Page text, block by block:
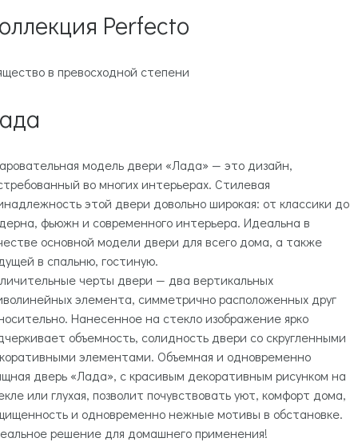
Perfecto
в превосходной степени
модель двери «Лада» — это дизайн,
во многих интерьерах. Стилевая
этой двери довольно широкая: от классики до
фьюжн и современного интерьера. Идеальна в
основной модели двери для всего дома, а также
в спальню, гостиную.
черты двери — два вертикальных
элемента, симметрично расположенных друг
Нанесенное на стекло изображение ярко
объемность, солидность двери со скругленными
элементами. Объемная и одновременно
дверь «Лада», с красивым декоративным рисунком на
или глухая, позволит почувствовать уют, комфорт дома,
и одновременно нежные мотивы в обстановке.
решение для домашнего применения!